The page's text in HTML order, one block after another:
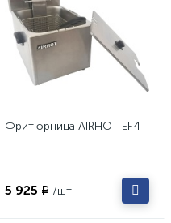
Фритюрница AIRHOT EF4
5 925 ₽ /шт